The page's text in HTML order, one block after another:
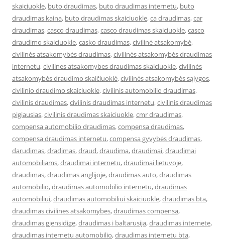
skaiciuokle, buto draudimas, buto draudimas internetu, buto
draudimas kaina, buto draudimas skaiciuokle,ca draudimas,car
draudimas,casco draudimas,casco draudimas skaiciuokle,casco
draudimo skaiciuokle,casko draudimas,civilinė atsakomybė,
civilinės atsakomybės draudimas,civilinės atsakomybės draudimas
internetu,civilines atsakomybes draudimas skaiciuokle,civilinės
atsakomybės draudimo skaičiuoklė,civilinės atsakomybės sąlygos,
civilinio draudimo skaiciuokle,civilinis automobilio draudimas,
civilinis draudimas,civilinis draudimas internetu,civilinis draudimas
pigiausias,civilinis draudimas skaiciuokle,cmr draudimas,
compensa automobilio draudimas,compensa draudimas,
compensa draudimas internetu,compensa gyvybės draudimas,
darudimas,dradimas,draud,draudima,draudimai,draudimai
automobiliams,draudimai internetu,draudimai lietuvoje,
draudimas,draudimas anglijoje,draudimas auto,draudimas
automobilio,draudimas automobilio internetu,draudimas
automobiliui,draudimas automobiliui skaiciuokle,draudimas bta,
draudimas civilines atsakomybes,draudimas compensa,
draudimas gjensidige,draudimas i baltarusija,draudimas internete,
draudimas internetu automobilio,draudimas internetu bta,